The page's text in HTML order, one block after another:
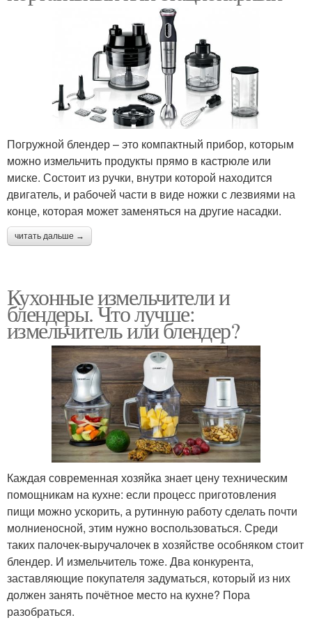
Погружной блендер – это компактный прибор, которым
можно измельчить продукты прямо в кастрюле или
миске. Состоит из ручки, внутри которой находится
двигатель, и рабочей части в виде ножки с лезвиями на
конце, которая может заменяться на другие насадки.
читать дальше →
Кухонные измельчители и
блендеры. Что лучше:
измельчитель или блендер?
Каждая современная хозяйка знает цену техническим
помощникам на кухне: если процесс приготовления
пищи можно ускорить, а рутинную работу сделать почти
молниеносной, этим нужно воспользоваться. Среди
таких палочек-выручалочек в хозяйстве особняком стоит
блендер. И измельчитель тоже. Два конкурента,
заставляющие покупателя задуматься, который из них
должен занять почётное место на кухне? Пора
разобраться.